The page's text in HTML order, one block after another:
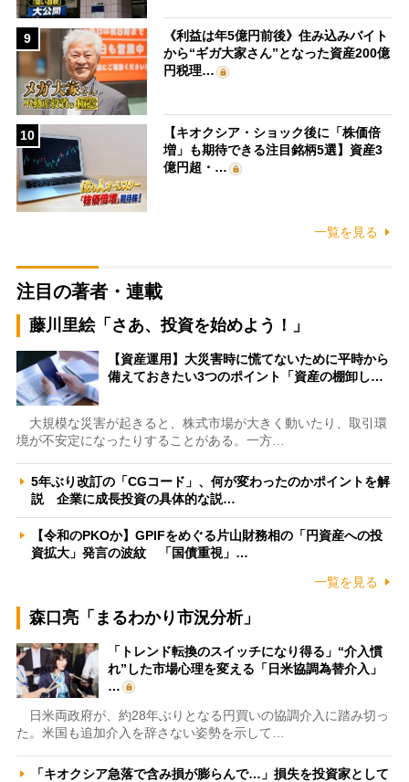
9
《利益は年5億円前後》住み込みバイト
から“ギガ大家さん”となった資産200億
円税理…
10
【キオクシア・ショック後に「株価倍
増」も期待できる注目銘柄5選】資産3
億円超・…
一覧を見る
注目の著者・連載
藤川里絵「さあ、投資を始めよう！」
【資産運用】大災害時に慌てないために平時から
備えておきたい3つのポイント「資産の棚卸し…
大規模な災害が起きると、株式市場が大きく動いたり、取引環
境が不安定になったりすることがある。一方…
5年ぶり改訂の「CGコード」、何が変わったのかポイントを解
説 企業に成長投資の具体的な説…
【令和のPKOか】GPIFをめぐる片山財務相の「円資産への投
資拡大」発言の波紋 「国債重視」…
一覧を見る
森口亮「まるわかり市況分析」
「トレンド転換のスイッチになり得る」“介入慣
れ”した市場心理を変える「日米協調為替介入」
…
日米両政府が、約28年ぶりとなる円買いの協調介入に踏み切っ
た。米国も追加介入を辞さない姿勢を示して…
「キオクシア急落で含み損が膨らんで…」損失を投資家として